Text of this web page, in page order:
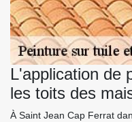
L'application de
les toits des
À Saint Jean Cap Ferrat